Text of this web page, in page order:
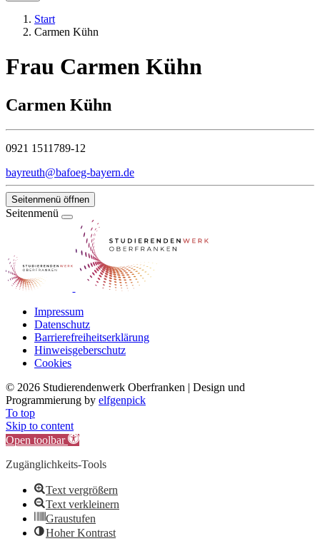
Start
Carmen Kühn
Frau Carmen Kühn
Carmen Kühn
0921 1511789-12
bayreuth@bafoeg-bayern.de
Seitenmenü öffnen
Seitenmenü
Impressum
Datenschutz
Barrierefreiheitserklärung
Hinweisgeberschutz
Cookies
© 2026 Studierendenwerk Oberfranken | Design und
Programmierung by elfgenpick
To top
Skip to content
Open toolbar
Zugänglichkeits-Tools
Text vergrößern
Text verkleinern
Graustufen
Hoher Kontrast